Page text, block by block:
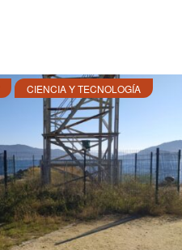
CIENCIA Y TECNOLOGÍA